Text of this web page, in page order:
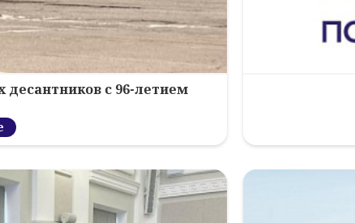
с 96-летием